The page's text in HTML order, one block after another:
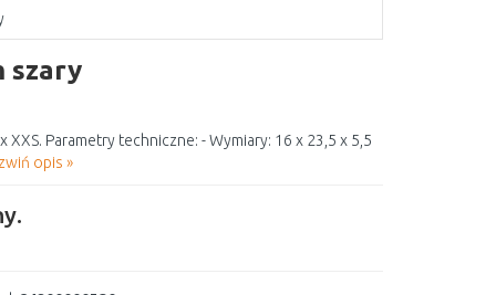
szary
XXS. Parametry techniczne: - Wymiary: 16 x 23,5 x 5,5
opis »